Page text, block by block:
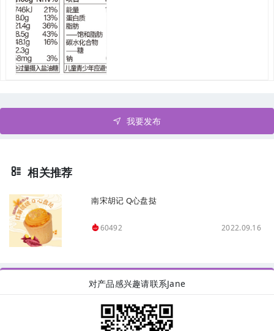
我要发布
相关推荐
南宋胡记 Q心盘挞
60492 2022.09.16
对产品感兴趣请联系Jane